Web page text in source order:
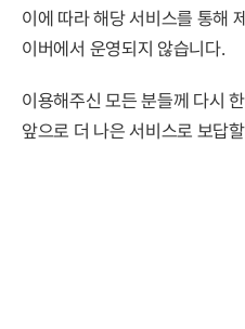
이에 따라 해당 서비스를 통해
이버에서 운영되지 않습니다.
이용해주신 모든 분들께 다시
앞으로 더 나은 서비스로 보답